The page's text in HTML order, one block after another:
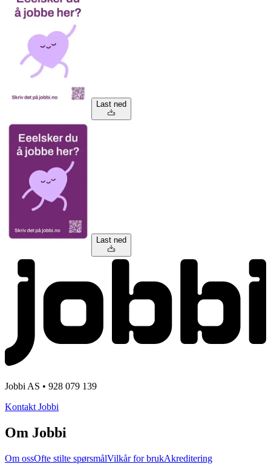
Last ned
Last ned
Jobbi AS • 928 079 139
Kontakt Jobbi
Om Jobbi
Om ossOfte stilte spørsmålVilkår for brukAkreditering